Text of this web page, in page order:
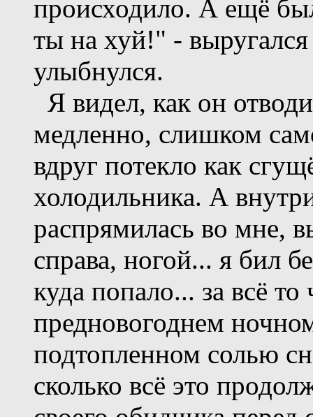
происходило. А ещё
ты на хуй!" -
улыбнулся.
Я видел, как он
медленно, слишком
вдруг потекло как
холодильника. А
распрямилась во мне,
справа, ногой... я бил
куда попало... за всё
предновогоднем
подтопленном солью
сколько всё это